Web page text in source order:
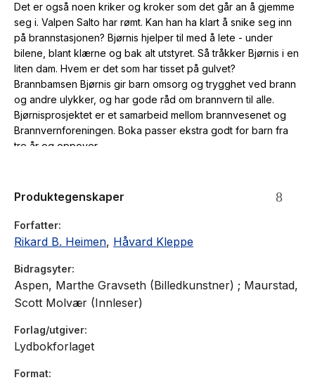
Det er også noen kriker og kroker som det går an å gjemme
seg i. Valpen Salto har rømt. Kan han ha klart å snike seg inn
på brannstasjonen? Bjørnis hjelper til med å lete - under
bilene, blant klærne og bak alt utstyret. Så tråkker Bjørnis i en
liten dam. Hvem er det som har tisset på gulvet?
Brannbamsen Bjørnis gir barn omsorg og trygghet ved brann
og andre ulykker, og har gode råd om brannvern til alle.
Bjørnisprosjektet er et samarbeid mellom brannvesenet og
Brannvernforeningen. Boka passer ekstra godt for barn fra
tre år og oppover.
Produktegenskaper
Forfatter
Rikard B. Heimen, Håvard Kleppe
Bidragsyter
Aspen, Marthe Gravseth (Billedkunstner) ; Maurstad,
Scott Molvær (Innleser)
Forlag/utgiver
Lydbokforlaget
Format